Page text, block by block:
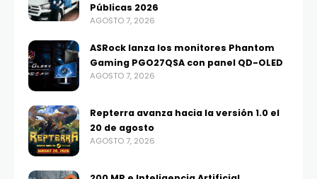
Públicas 2026
AGOSTO 7, 2026
ASRock lanza los monitores Phantom
Gaming PGO27QSA con panel QD-OLED
AGOSTO 7, 2026
Repterra avanza hacia la versión 1.0 el
20 de agosto
AGOSTO 7, 2026